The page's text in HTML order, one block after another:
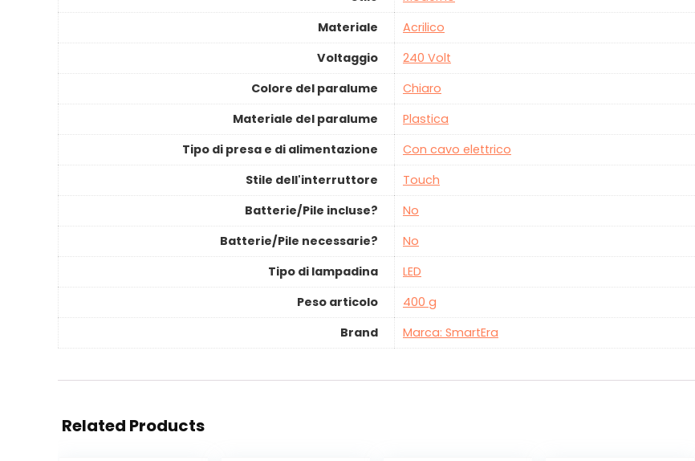
Materiale
‎Acrilico
Voltaggio
‎240 Volt
Colore del paralume
‎Chiaro
Materiale del paralume
‎Plastica
Tipo di presa e di alimentazione
‎Con cavo elettrico
Stile dell'interruttore
‎Touch
Batterie/Pile incluse?
‎No
Batterie/Pile necessarie?
‎No
Tipo di lampadina
‎LED
Peso articolo
‎400 g
Brand
Marca: SmartEra
Related Products